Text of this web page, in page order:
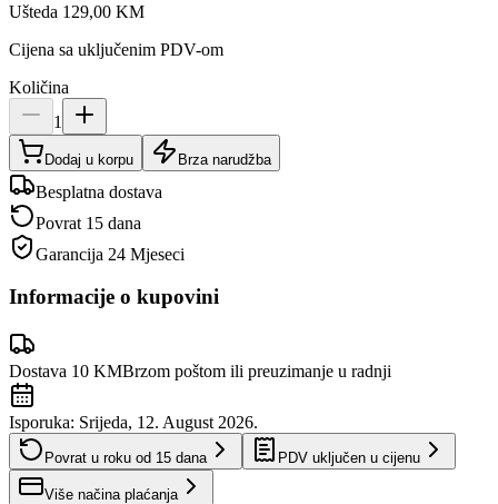
Ušteda 129,00 KM
Cijena sa uključenim PDV-om
Količina
1
Dodaj u korpu Brza narudžba
Besplatna dostava
Povrat 15 dana
Garancija 24 Mjeseci
Informacije o kupovini
Dostava 10 KMBrzom poštom ili preuzimanje u radnji
Isporuka: Srijeda, 12. August 2026.
Povrat u roku od 15 dana PDV uključen u cijenu
Više načina plaćanja